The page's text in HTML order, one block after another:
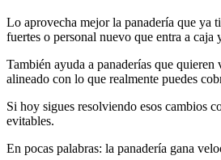
Lo aprovecha mejor la panadería que ya
fuertes o personal nuevo que entra a
También ayuda a panaderías que
alineado con lo que realmente puedes
Si hoy sigues resolviendo esos cambios
evitables.
En pocas palabras: la panadería gana